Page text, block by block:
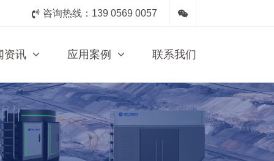
咨询热线：139 0569 0057
资讯 应用案例 联系我们